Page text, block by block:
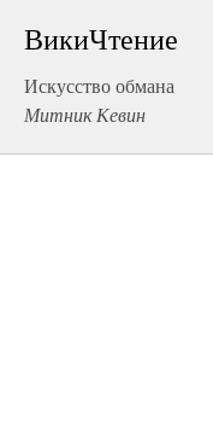
ВикиЧтение
Искусство обмана
Митник Кевин